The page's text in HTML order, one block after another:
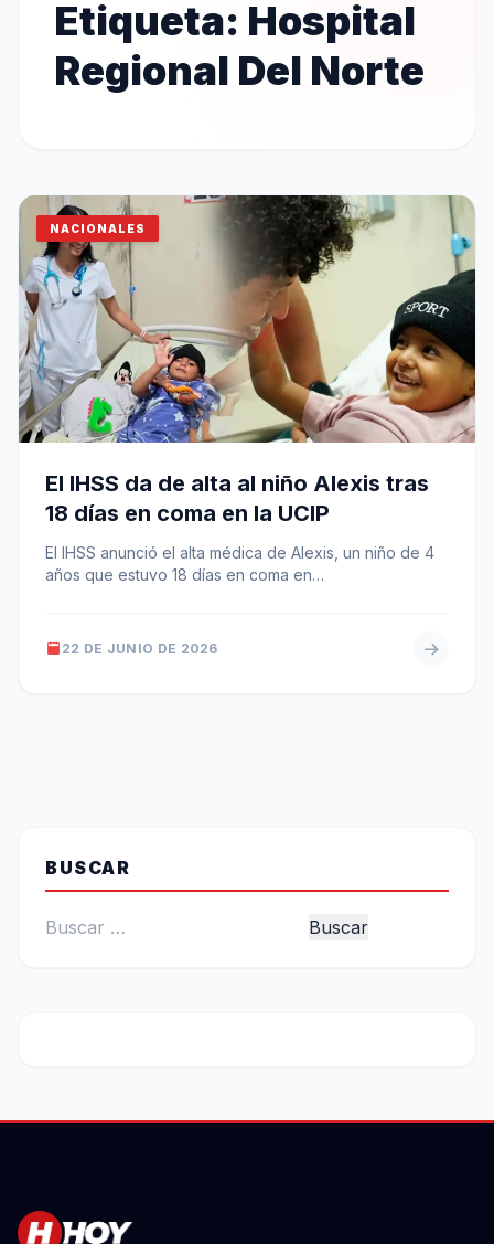
Etiqueta: Hospital
Regional Del Norte
NACIONALES
El IHSS da de alta al niño Alexis tras
18 días en coma en la UCIP
El IHSS anunció el alta médica de Alexis, un niño de 4
años que estuvo 18 días en coma en…
22 DE JUNIO DE 2026
BUSCAR
Buscar: